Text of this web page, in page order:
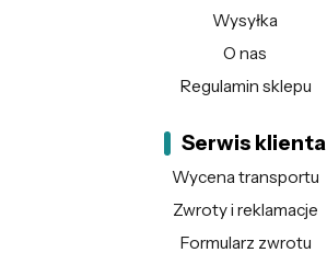
Wysyłka
O nas
Regulamin sklepu
Serwis klienta
Wycena transportu
Zwroty i reklamacje
Formularz zwrotu